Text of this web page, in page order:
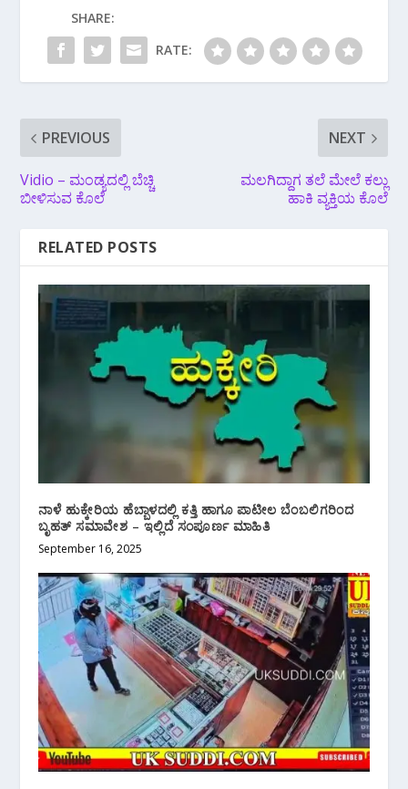
SHARE:
RATE:
PREVIOUS
Vidio – ಮಂಡ್ಯದಲ್ಲಿ‌ ಬೆಚ್ಚಿ
ಬೀಳಿಸುವ ಕೊಲೆ
NEXT
ಮಲಗಿದ್ದಾಗ ತಲೆ ಮೇಲೆ ಕಲ್ಲು
ಹಾಕಿ ವ್ಯಕ್ತಿಯ ಕೊಲೆ
RELATED POSTS
ನಾಳೆ ಹುಕ್ಕೇರಿಯ ಹೆಬ್ಬಾಳದಲ್ಲಿ ಕತ್ತಿ ಹಾಗೂ ಪಾಟೀಲ ಬೆಂಬಲಿಗರಿಂದ
ಬೃಹತ್ ಸಮಾವೇಶ – ಇಲ್ಲಿದೆ ಸಂಪೂರ್ಣ ಮಾಹಿತಿ
September 16, 2025